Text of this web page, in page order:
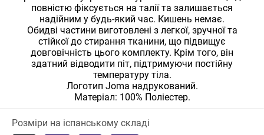
повністю фіксується на талії та залишається
надійним у будь-який час. Кишень немає.
Обидві частини виготовлені з легкої, зручної та
стійкої до стирання тканини, що підвищує
довговічність цього комплекту. Крім того, він
здатний відводити піт, підтримуючи постійну
температуру тіла.
Логотип Joma надрукований.
Матеріал: 100% Поліестер.
Розміри на іспанському складі